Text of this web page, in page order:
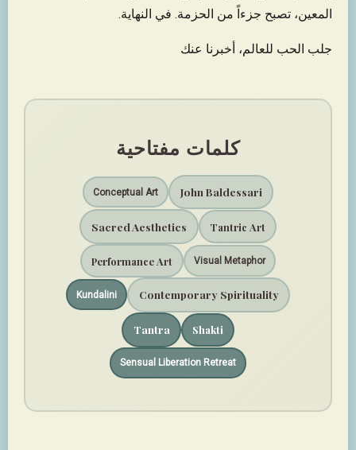
المعين، تصبح جزءاً من الحزمة. في النهاية.
جلب الحب للعالم، أخبرنا عنك
كلمات مفتاحية
John Baldessari
Conceptual Art
Tantric Art
Sacred Aesthetics
Visual Metaphor
Performance Art
Contemporary Spirituality
Kundalini
Shakti
Tantra
Sensual Liberation Retreat